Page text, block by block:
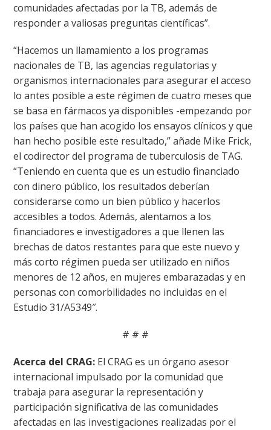
comunidades afectadas por la TB, además de
responder a valiosas preguntas científicas”.
“Hacemos un llamamiento a los programas
nacionales de TB, las agencias regulatorias y
organismos internacionales para asegurar el acceso
lo antes posible a este régimen de cuatro meses que
se basa en fármacos ya disponibles -empezando por
los países que han acogido los ensayos clínicos y que
han hecho posible este resultado,” añade Mike Frick,
el codirector del programa de tuberculosis de TAG.
“Teniendo en cuenta que es un estudio financiado
con dinero público, los resultados deberían
considerarse como un bien público y hacerlos
accesibles a todos. Además, alentamos a los
financiadores e investigadores a que llenen las
brechas de datos restantes para que este nuevo y
más corto régimen pueda ser utilizado en niños
menores de 12 años, en mujeres embarazadas y en
personas con comorbilidades no incluidas en el
Estudio 31/A5349″.
# # #
Acerca del CRAG: El CRAG es un órgano asesor
internacional impulsado por la comunidad que
trabaja para asegurar la representación y
participación significativa de las comunidades
afectadas en las investigaciones realizadas por el